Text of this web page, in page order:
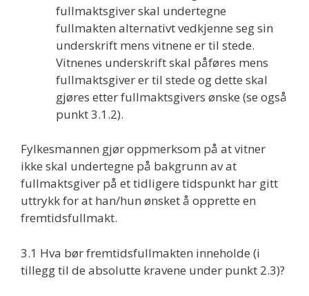
fullmaktsgiver skal undertegne
fullmakten alternativt vedkjenne seg sin
underskrift mens vitnene er til stede.
Vitnenes underskrift skal påføres mens
fullmaktsgiver er til stede og dette skal
gjøres etter fullmaktsgivers ønske (se også
punkt 3.1.2).
Fylkesmannen gjør oppmerksom på at vitner
ikke skal undertegne på bakgrunn av at
fullmaktsgiver på et tidligere tidspunkt har gitt
uttrykk for at han/hun ønsket å opprette en
fremtidsfullmakt.
3.1 Hva bør fremtidsfullmakten inneholde (i
tillegg til de absolutte kravene under punkt 2.3)?